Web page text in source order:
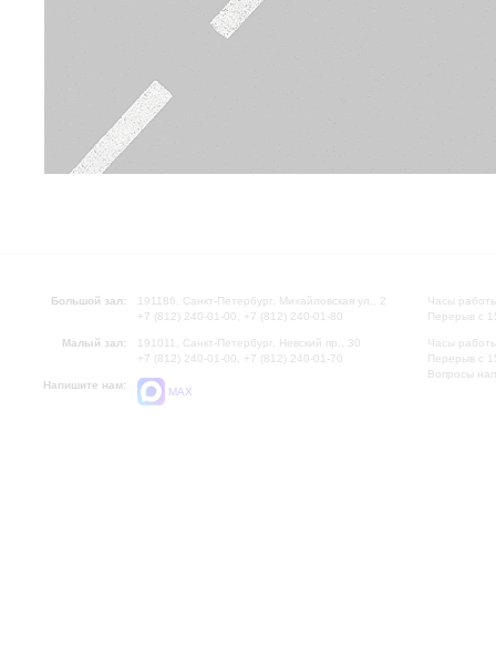
Большой зал:
191186, Санкт-Петербург, Михайловская ул., 2
+7 (812) 240-01-00, +7 (812) 240-01-80
Малый зал:
191011, Санкт-Петербург, Невский пр., 30
+7 (812) 240-01-00, +7 (812) 240-01-70
Напишите нам:
MAX
Часы
Перерыв с
Часы
Перерыв с
Вопросы